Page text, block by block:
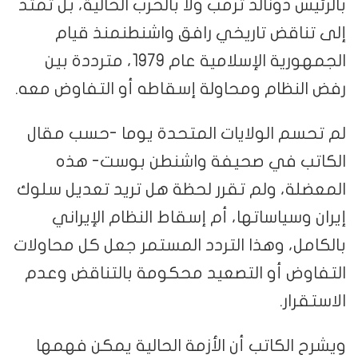
بالرئيس دونالد ترمب ولا بالحرب الحالية، بل تمتد
إلى تناقض تاريخي رافق واشنطنمنذ قيام
الجمهورية الإسلامية عام 1979، مترددة بين
رفض النظام ومحاولة إسقاطه أو التفاوض معه.
لم تحسم الولايات المتحدة يوما -حسب مقال
الكاتب في صحيفة واشنطن بوست- هذه
المعضلة، ولم تقرر لحظة هل تريد تعديل سلوك
إيران وسياساتها، أم إسقاط النظام الإيراني
بالكامل، وهذا التردد المستمر جعل كل محاولات
التفاوض أو التصعيد محكومة بالتناقض وعدم
الاستقرار.
ويشرح الكاتب أن الأزمة الحالية يمكن فهمها